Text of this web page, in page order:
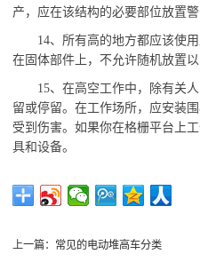
产，应在该结构的必要部位放置警
14、 所有高的地方都应该使
在固体部件上，不允许随机放置
15、在高空工作中，除有关
留或停留。在工作场所，应安装
受到伤害。如果你在格栅平台上
具和设备。
上一篇： 常见的电动堆高车分类